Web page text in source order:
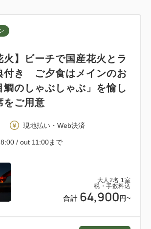
大人 2名 1 室
税・手数料込
合計 64,900 円~
火】ビーチで国産花火とラ
付き ご夕食はメインのお
鯛のしゃぶしゃぶ」を愉し
をご用意
現地払い・Web決済
/ out 11:00まで